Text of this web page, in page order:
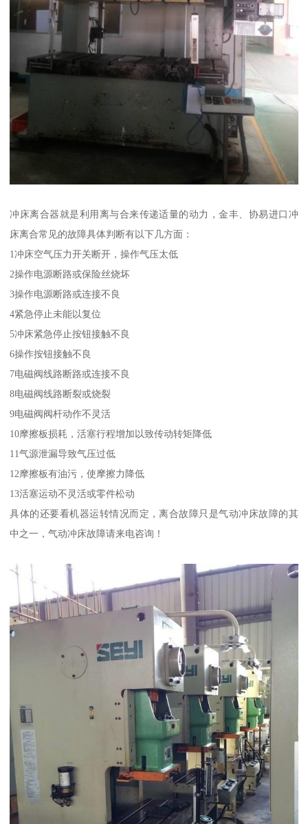
冲床离合器就是利用离与合来传递适量的动力，金丰、协易进口冲
床离合常见的故障具体判断有以下几方面：
1冲床空气压力开关断开，操作气压太低
2操作电源断路或保险丝烧坏
3操作电源断路或连接不良
4紧急停止未能以复位
5冲床紧急停止按钮接触不良
6操作按钮接触不良
7电磁阀线路断路或连接不良
8电磁阀线路断裂或烧裂
9电磁阀阀杆动作不灵活
10摩擦板损耗，活塞行程增加以致传动转矩降低
11气源泄漏导致气压过低
12摩擦板有油污，使摩擦力降低
13活塞运动不灵活或零件松动
具体的还要看机器运转情况而定，离合故障只是气动冲床故障的其
中之一，气动冲床故障请来电咨询！